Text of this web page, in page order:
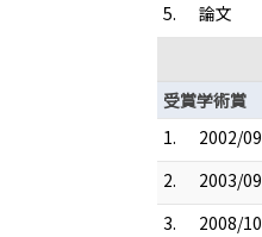
5.
論文
受賞学術賞
1.
2002/09
2.
2003/09
3.
2008/10